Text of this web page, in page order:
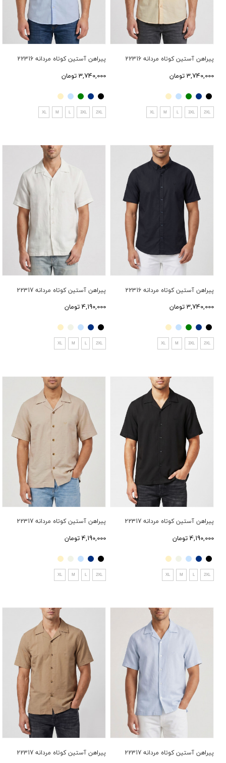
پیراهن آستین کوتاه مردانه 22316
3,740,000 تومان
2XL
3XL
L
M
XL
پیراهن آستین کوتاه مردانه 22316
3,740,000 تومان
2XL
3XL
L
M
XL
پیراهن آستین کوتاه مردانه 22316
3,740,000 تومان
2XL
3XL
M
XL
پیراهن آستین کوتاه مردانه 22317
4,190,000 تومان
2XL
L
M
XL
پیراهن آستین کوتاه مردانه 22317
4,190,000 تومان
2XL
L
M
XL
پیراهن آستین کوتاه مردانه 22317
4,190,000 تومان
2XL
L
M
XL
پیراهن آستین کوتاه مردانه 22317 پیراهن آستین کوتاه مردانه 22317